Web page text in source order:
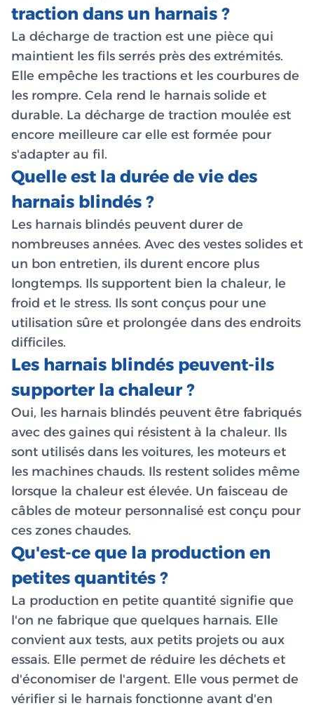
traction dans un harnais ?
La décharge de traction est une pièce qui
maintient les fils serrés près des extrémités.
Elle empêche les tractions et les courbures de
les rompre. Cela rend le harnais solide et
durable. La décharge de traction moulée est
encore meilleure car elle est formée pour
s'adapter au fil.
Quelle est la durée de vie des
harnais blindés ?
Les harnais blindés peuvent durer de
nombreuses années. Avec des vestes solides et
un bon entretien, ils durent encore plus
longtemps. Ils supportent bien la chaleur, le
froid et le stress. Ils sont conçus pour une
utilisation sûre et prolongée dans des endroits
difficiles.
Les harnais blindés peuvent-ils
supporter la chaleur ?
Oui, les harnais blindés peuvent être fabriqués
avec des gaines qui résistent à la chaleur. Ils
sont utilisés dans les voitures, les moteurs et
les machines chauds. Ils restent solides même
lorsque la chaleur est élevée. Un faisceau de
câbles de moteur personnalisé est conçu pour
ces zones chaudes.
Qu'est-ce que la production en
petites quantités ?
La production en petite quantité signifie que
l'on ne fabrique que quelques harnais. Elle
convient aux tests, aux petits projets ou aux
essais. Elle permet de réduire les déchets et
d'économiser de l'argent. Elle vous permet de
vérifier si le harnais fonctionne avant d'en